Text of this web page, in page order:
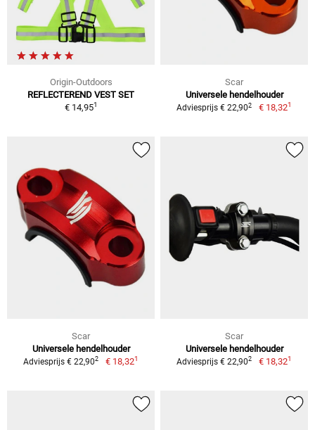
Origin-Outdoors
REFLECTEREND VEST SET
€ 14,951
Scar
Universele hendelhouder
Adviesprijs € 22,902 € 18,321
Scar
Universele hendelhouder
Adviesprijs € 22,902 € 18,321
Scar
Universele hendelhouder
Adviesprijs € 22,902 € 18,321